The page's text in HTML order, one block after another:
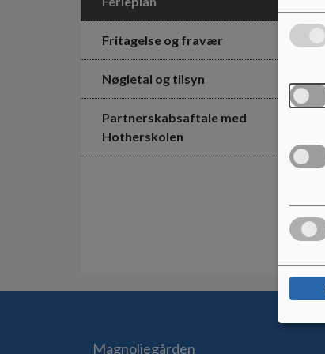
Fritagelse og fravær
Nøgletal og tilsyn
Partnerskabsaftale med
Hotherskolen
Magnoliegården